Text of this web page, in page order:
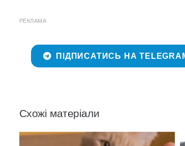
РЕКЛАМА
ПІДПИСАТИСЬ НА
Схожі матеріали